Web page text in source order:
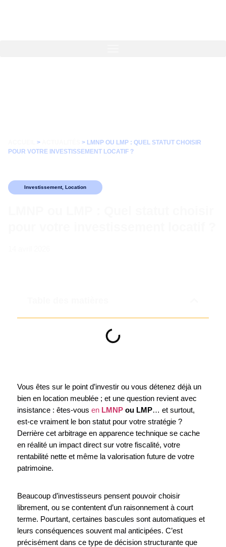
> > LMNP OU LMP : QUEL STATUT CHOISIR
POUR VOTRE INVESTISSEMENT LOCATIF ?
Investissement, Location
Vous êtes sur le point d’investir ou vous détenez déjà un
bien en location meublée ; et une question revient avec
insistance : êtes-vous en LMNPou LMP… et surtout,
est-ce vraiment le bon statut pour votre stratégie ?
Derrière cet arbitrage en apparence technique se cache
en réalité un impact direct sur votre fiscalité, votre
rentabilité nette et même la valorisation future de votre
patrimoine.
Beaucoup d’investisseurs pensent pouvoir choisir
librement, ou se contentent d’un raisonnement à court
terme. Pourtant, certaines bascules sont automatiques et
leurs conséquences souvent mal anticipées. C’est
précisément dans ce type de décision structurante que